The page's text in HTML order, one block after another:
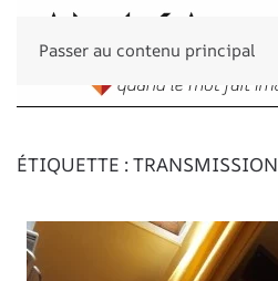
Passer au contenu principal
ÉTIQUETTE :TRANSMISSION